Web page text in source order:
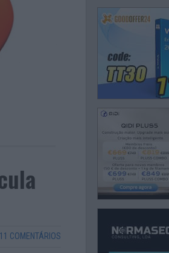
11 COMENTÁRIOS